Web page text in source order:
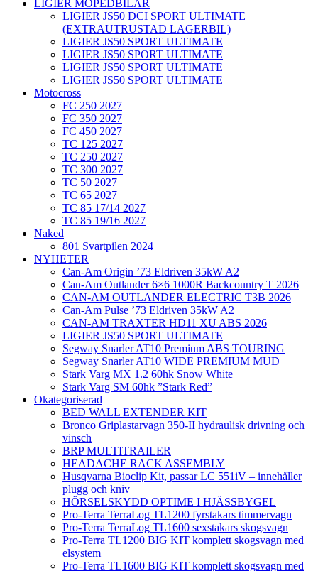
LIGIER MOPEDBILAR
LIGIER JS50 DCI SPORT ULTIMATE
(EXTRAUTRUSTAD LAGERBIL)
LIGIER JS50 SPORT ULTIMATE
LIGIER JS50 SPORT ULTIMATE
LIGIER JS50 SPORT ULTIMATE
LIGIER JS50 SPORT ULTIMATE
Motocross
FC 250 2027
FC 350 2027
FC 450 2027
TC 125 2027
TC 250 2027
TC 300 2027
TC 50 2027
TC 65 2027
TC 85 17/14 2027
TC 85 19/16 2027
Naked
801 Svartpilen 2024
NYHETER
Can-Am Origin ’73 Eldriven 35kW A2
Can-Am Outlander 6×6 1000R Backcountry T 2026
CAN-AM OUTLANDER ELECTRIC T3B 2026
Can-Am Pulse ’73 Eldriven 35kW A2
CAN-AM TRAXTER HD11 XU ABS 2026
LIGIER JS50 SPORT ULTIMATE
Segway Snarler AT10 Premium ABS TOURING
Segway Snarler AT10 WIDE PREMIUM MUD
Stark Varg MX 1.2 60hk Snow White
Stark Varg SM 60hk ”Stark Red”
Okategoriserad
BED WALL EXTENDER KIT
Bronco Griplastarvagn 350-II hydraulisk drivning och
vinsch
BRP MULTITRAILER
HEADACHE RACK ASSEMBLY
Husqvarna Bioclip Kit, passar LC 551iV – innehåller
plugg och kniv
HÖRSELSKYDD OPTIME I HJÄSSBYGEL
Pro-Terra TerraLog TL1200 fyrstakars timmervagn
Pro-Terra TerraLog TL1600 sexstakars skogsvagn
Pro-Terra TL1200 BIG KIT komplett skogsvagn med
elsystem
Pro-Terra TL1600 BIG KIT komplett skogsvagn med